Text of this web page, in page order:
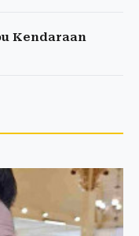
Kendaraan